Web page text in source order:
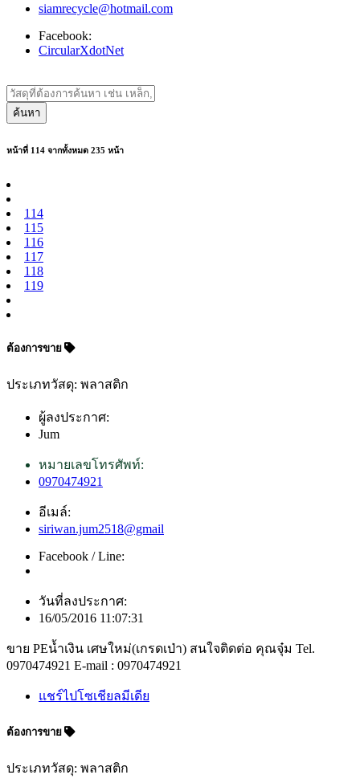
siamrecycle@hotmail.com
Facebook:
CircularXdotNet
ค้นหา
หน้าที่ 114 จากทั้งหมด 235 หน้า
114
115
116
117
118
119
ต้องการขาย
ประเภทวัสดุ: พลาสติก
ผู้ลงประกาศ:
Jum
หมายเลขโทรศัพท์:
0970474921
อีเมล์:
siriwan.jum2518@gmail
Facebook / Line:
วันที่ลงประกาศ:
16/05/2016 11:07:31
ขาย PEน้ำเงิน เศษใหม่(เกรดเป่า) สนใจติดต่อ คุณจุ๋ม Tel.
0970474921 E-mail : 0970474921
แชร์ไปโซเชียลมีเดีย
ต้องการขาย
ประเภทวัสดุ: พลาสติก